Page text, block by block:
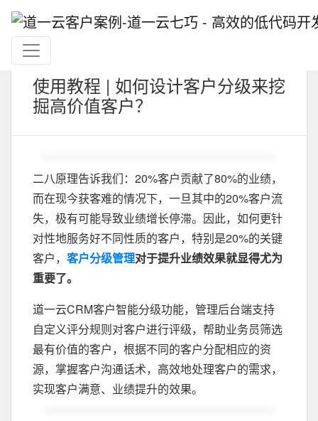
使用教程 | 如何设计客户分级来挖
掘高价值客户？
二八原理告诉我们：20%客户贡献了80%的业绩，
而在现今获客难的情况下，一旦其中的20%客户流
失，极有可能导致业绩增长停滞。因此，如何更针
对性地服务好不同性质的客户，特别是20%的关键
客户， 客户分级管理对于提升业绩效果就显得尤为
重要了。
道一云CRM客户智能分级功能，管理后台端支持
自定义评分规则对客户进行评级，帮助业务员筛选
最有价值的客户，根据不同的客户分配相应的资
源，掌握客户沟通话术，高效地处理客户的需求，
实现客户满意、业绩提升的效果。